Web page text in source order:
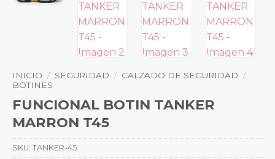
INICIO / SEGURIDAD / CALZADO DE SEGURIDAD /
BOTINES
FUNCIONAL BOTIN TANKER
MARRON T45
SKU: TANKER-45